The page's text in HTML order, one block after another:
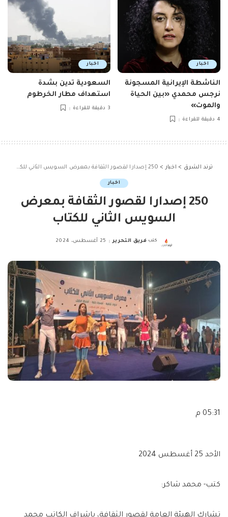
اخبار
الناشطة الإيرانية المسجونة
نرجس محمدي «بين الحياة
والموت»
4 دقيقة للقراءة
اخبار
السعودية تدين بشدة
استهداف مطار الخرطوم
3 دقيقة للقراءة
ترند الشرق > اخبار > 250 إصدارا لقصور الثقافة بمعرض السويس الثاني للكتاب
اخبار
250 إصدارا لقصور الثقافة بمعرض
السويس الثاني للكتاب
Posted
كتب فريق التحرير 25 أغسطس، 2024
05:31 م
الأحد 25 أغسطس 2024
كتب- محمد شاكر:
تشارك الهيئة العامة لقصور الثقافة، بإشراف الكاتب محمد